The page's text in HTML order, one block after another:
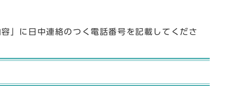
」に日中連絡のつく電話番号を記載してくださ